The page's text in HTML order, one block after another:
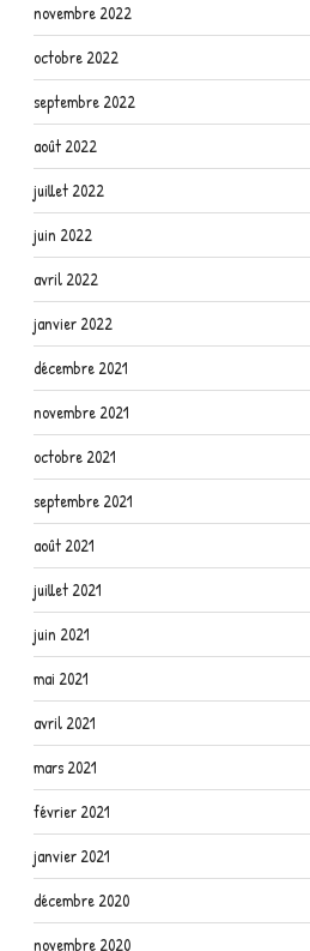
novembre 2022
octobre 2022
septembre 2022
août 2022
juillet 2022
juin 2022
avril 2022
janvier 2022
décembre 2021
novembre 2021
octobre 2021
septembre 2021
août 2021
juillet 2021
juin 2021
mai 2021
avril 2021
mars 2021
février 2021
janvier 2021
décembre 2020
novembre 2020